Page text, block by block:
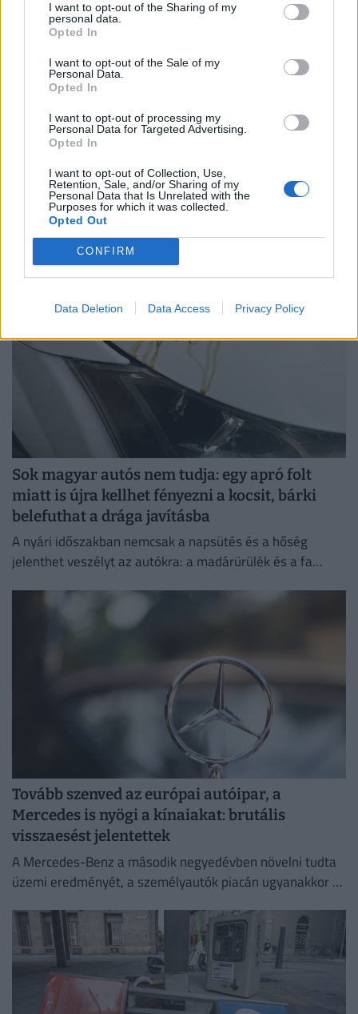
I want to opt-out of the Sharing of my
personal data.
Opted In
I want to opt-out of the Sale of my
Personal Data.
Opted In
I want to opt-out of processing my
Personal Data for Targeted Advertising.
Opted In
I want to opt-out of Collection, Use,
Retention, Sale, and/or Sharing of my
Personal Data that Is Unrelated with the
Purposes for which it was collected.
Opted Out
CONFIRM
Data Deletion Data Access Privacy Policy
Ledobta a bombát a BYD: potom áron adják az
új slágerautót, reszkethetnek a japán óriások
A BYD a 2023 eleji piaci megjelenése óta 2025 végéig
valamivel több mint 7400 autót értékesített Japánban.
Sok magyar autós nem tudja: egy apró folt
miatt is újra kellhet fényezni a kocsit, bárki
belefuthat a drága javításba
A nyári időszakban nemcsak a napsütés és a hőség
jelenthet veszélyt az autókra: a madárürülék és a fa
Tovább szenved az európai autóipar, a
Mercedes is nyögi a kínaiakat: brutális
visszaesést jelentettek
A Mercedes-Benz a második negyedévben növelni tudta
üzemi eredményét, a személyautók piacán ugyanakkor –
romlott a jövedelmezőség.